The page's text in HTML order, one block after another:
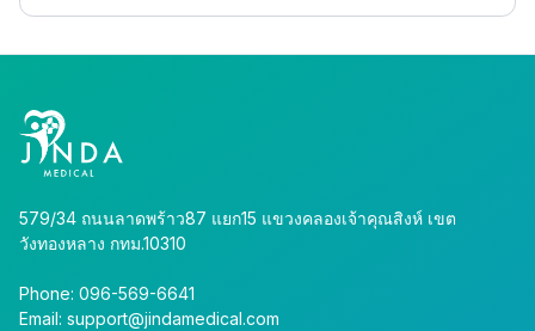
579/34 ถนนลาดพร้าว87 แยก15 แขวงคลองเจ้าคุณสิงห์ เขต
วังทองหลาง กทม.10310
Phone: 096-569-6641
Email: support@jindamedical.com